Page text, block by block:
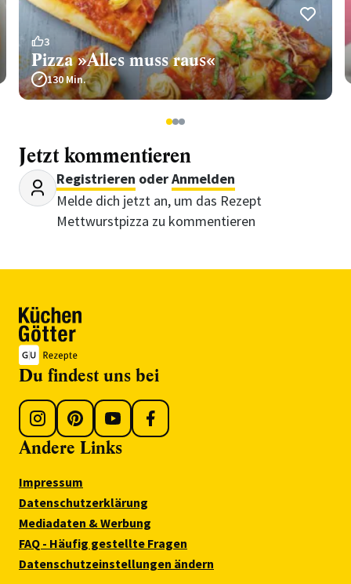
3
Pizza »Alles muss raus«
130 Min.
123
Jetzt kommentieren
Registrieren oderAnmelden
Melde dich jetzt an, um das Rezept
Mettwurstpizza zu kommentieren
Du findest uns bei
Andere Links
Impressum
Datenschutzerklärung
Mediadaten & Werbung
FAQ - Häufig gestellte Fragen
Datenschutzeinstellungen ändern